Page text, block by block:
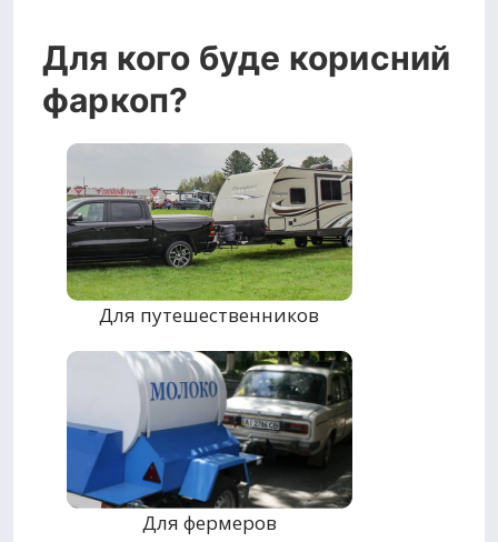
Для кого буде корисний
фаркоп?
Для путешественников
Для фермеров